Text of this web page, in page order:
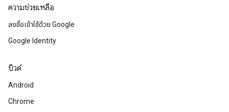
ความช่วยเหลือ
ลงชื่อเข้าใช้ด้วย Google
Google Identity
บิวด์
Android
Chrome